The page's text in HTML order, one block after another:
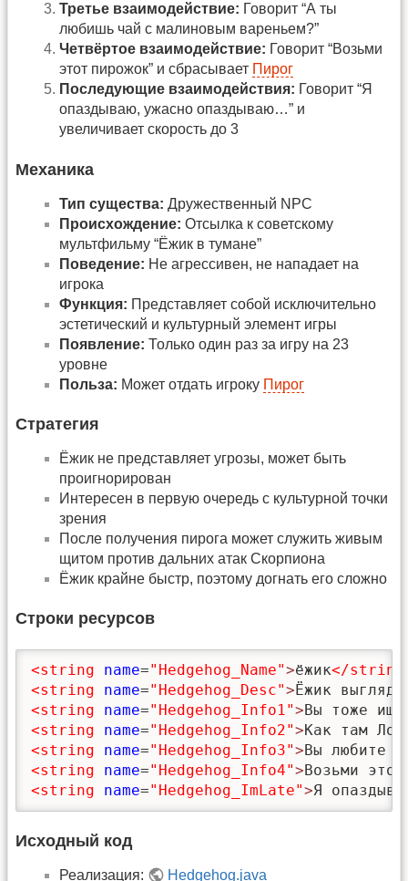
Третье взаимодействие: Говорит “А ты
любишь чай с малиновым вареньем?”
Четвёртое взаимодействие: Говорит “Возьми
этот пирожок” и сбрасывает Пирог
Последующие взаимодействия: Говорит “Я
опаздываю, ужасно опаздываю…” и
увеличивает скорость до 3
Механика
Тип существа: Дружественный NPC
Происхождение: Отсылка к советскому
мультфильму “Ёжик в тумане”
Поведение: Не агрессивен, не нападает на
игрока
Функция: Представляет собой исключительно
эстетический и культурный элемент игры
Появление: Только один раз за игру на 23
уровне
Польза: Может отдать игроку Пирог
Стратегия
Ёжик не представляет угрозы, может быть
проигнорирован
Интересен в первую очередь с культурной точки
зрения
После получения пирога может служить живым
щитом против дальних атак Скорпиона
Ёжик крайне быстр, поэтому догнать его сложно
Строки ресурсов
<string name="Hedgehog_Name">ёжик</string
<string
name="Hedgehog_Desc">Ёжик
<string
name="Hedgehog_Info1">Вы тоже
<string
name="Hedgehog_Info2">Как там
<string
name="Hedgehog_Info3">Вы любите
<string
name="Hedgehog_Info4">Возьми
<string
name="Hedgehog_ImLate">Я
Исходный код
Реализация: Hedgehog.java